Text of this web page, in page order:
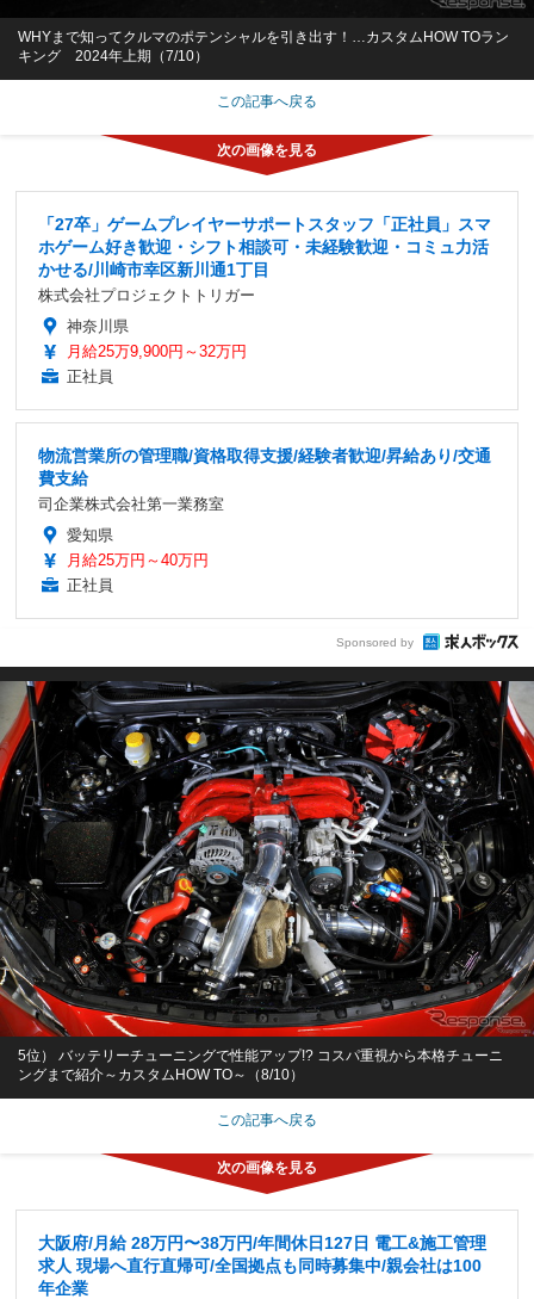
WHYまで知ってクルマのポテンシャルを引き出す！…カスタムHOW TOラン
キング 2024年上期（7/10）
この記事へ戻る
「27卒」ゲームプレイヤーサポートスタッフ「正社員」スマ
ホゲーム好き歓迎・シフト相談可・未経験歓迎・コミュ力活
かせる/川崎市幸区新川通1丁目
株式会社プロジェクトトリガー
神奈川県
月給25万9,900円～32万円
正社員
物流営業所の管理職/資格取得支援/経験者歓迎/昇給あり/交通
費支給
司企業株式会社第一業務室
愛知県
月給25万円～40万円
正社員
Sponsored by
5位） バッテリーチューニングで性能アップ!? コスパ重視から本格チューニ
ングまで紹介～カスタムHOW TO～（8/10）
この記事へ戻る
大阪府/月給 28万円〜38万円/年間休日127日 電工&施工管理
求人 現場へ直行直帰可/全国拠点も同時募集中/親会社は100
年企業